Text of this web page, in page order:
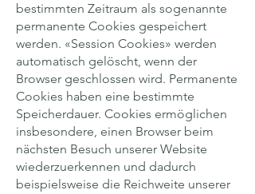
bestimmten Zeitraum als sogenannte
permanente Cookies gespeichert
werden. «Session Cookies» werden
automatisch gelöscht, wenn der
Browser geschlossen wird. Permanente
Cookies haben eine bestimmte
Speicher­dauer. Cookies ermöglichen
insbesondere, einen Browser beim
nächsten Besuch unserer Website
wiederzuerkennen und dadurch
beispielsweise die Reich­weite unserer